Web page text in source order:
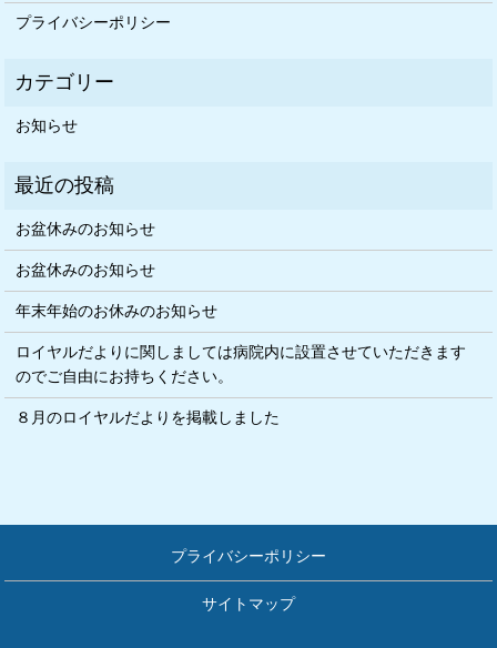
プライバシーポリシー
お知らせ
お盆休みのお知らせ
お盆休みのお知らせ
年末年始のお休みのお知らせ
ロイヤルだよりに関しましては病院内に設置させていただきます
のでご自由にお持ちください。
８月のロイヤルだよりを掲載しました
プライバシーポリシー
サイトマップ